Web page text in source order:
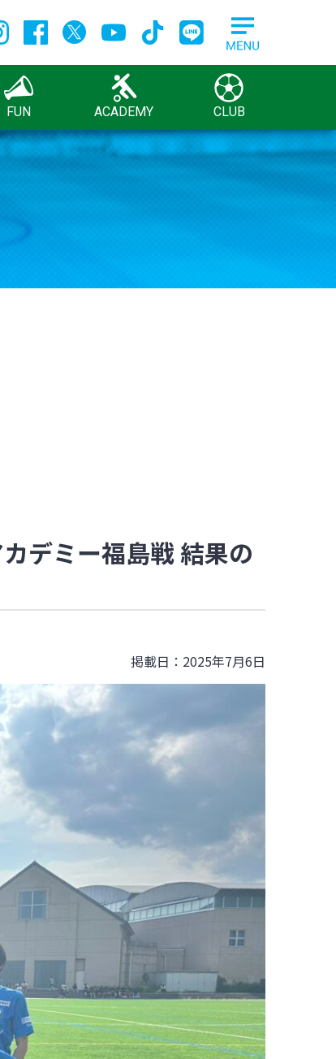
FUN ACADEMY CLUB
デミー福島戦 結果の
掲載日：2025年7月6日